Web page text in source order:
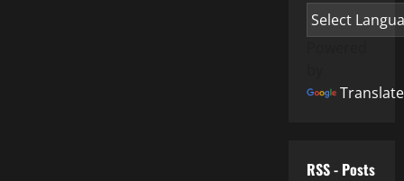
Translate
RSS - Posts